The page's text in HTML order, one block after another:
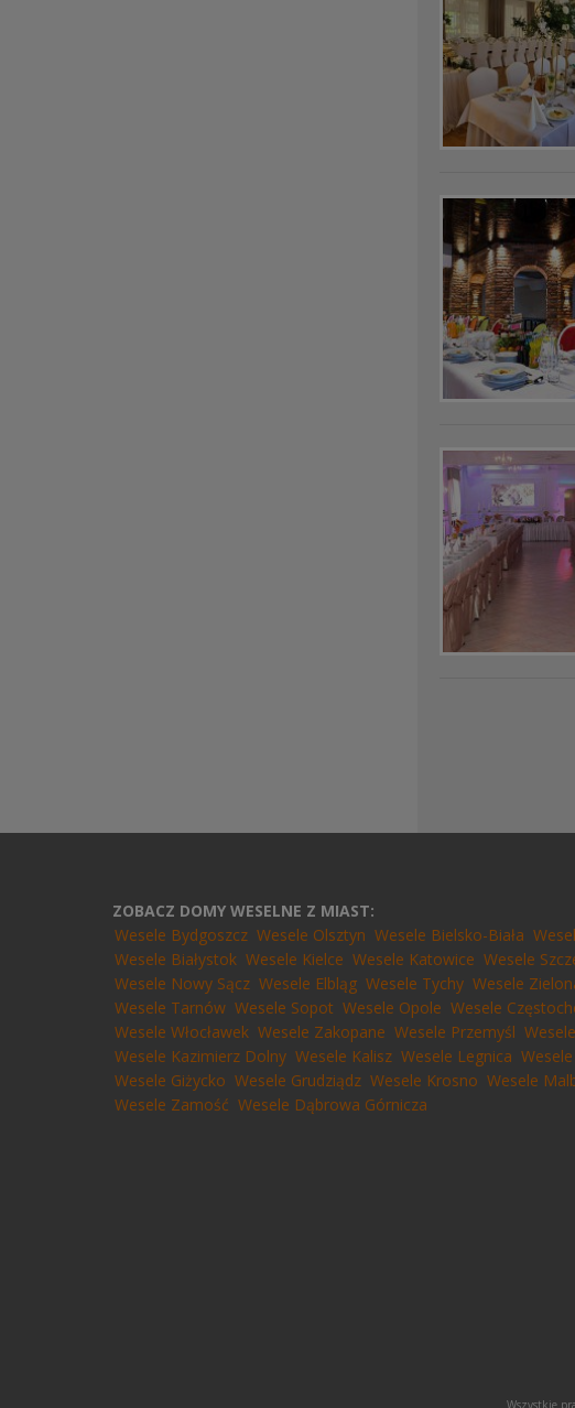
ZOBACZ DOMY WESELNE Z MIAST:
Wesele Bydgoszcz Wesele Olsztyn Wesele Bielsko-Biała
Wesele Białystok Wesele Kielce Wesele Katowice Wesele
Wesele Nowy Sącz Wesele Elbląg Wesele Tychy Wesele
Wesele Tarnów Wesele Sopot Wesele Opole Wesele
Wesele Włocławek Wesele Zakopane Wesele Przemyśl
Wesele Kazimierz Dolny Wesele Kalisz Wesele Legnica
Wesele Giżycko Wesele Grudziądz Wesele Krosno Wesele
Wesele Zamość Wesele Dąbrowa Górnicza
Wszystkie